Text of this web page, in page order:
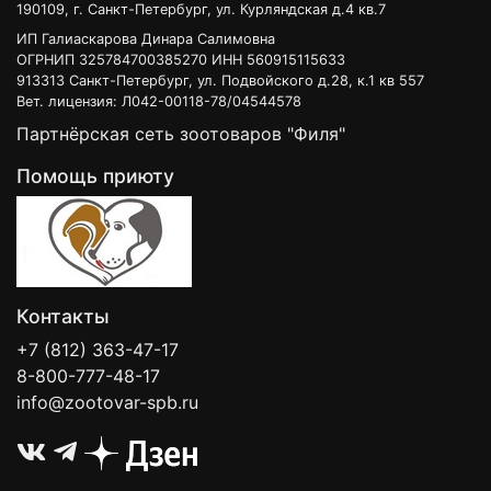
Гарантированный анализ: Протеин 22%, содержание жиров
12%, сырая клетчатка 2.6%, зольность 9.3%, кальций 1.7%,
фосфор 1.3%, Омега-3 0.8%, Омега-6 3.6%, Омега-9 1.4%,
DHA 60 мг/кг, глюкозамин сульфат 500 мг/кг, хондроитин
сульфат 250 мг/кг, маннана-олигосахариды 100 мг/кг,
фруктоолигосахариды 500 мг/кг.
190109, г. Санкт-Петербург, ул. Курляндская д.4 кв.7
ИП Галиаскарова Динара Салимовна
ОГРНИП 325784700385270 ИНН 560915115633
913313 Санкт-Петербург, ул. Подвойского д.28, к.1 кв 557
Вет. лицензия: Л042-00118-78/04544578
Партнёрская сеть зоотоваров "Филя"
Помощь приюту
Контакты
+7 (812) 363-47-17
8-800-777-48-17
info@zootovar-spb.ru